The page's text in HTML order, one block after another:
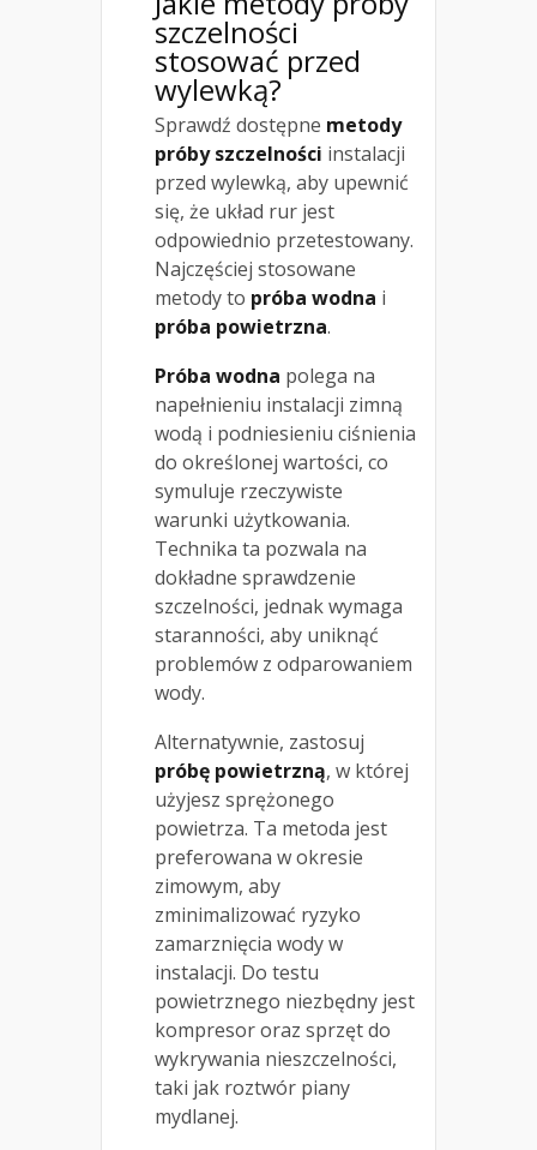
szczelności
stosować przed
wylewką?
Sprawdź dostępne metody
próby szczelności instalacji
przed wylewką, aby upewnić
się, że układ rur jest
odpowiednio przetestowany.
Najczęściej stosowane
metody to próba wodna i
próba powietrzna.
Próba wodna polega na
napełnieniu instalacji zimną
wodą i podniesieniu ciśnienia
do określonej wartości, co
symuluje rzeczywiste
warunki użytkowania.
Technika ta pozwala na
dokładne sprawdzenie
szczelności, jednak wymaga
staranności, aby uniknąć
problemów z odparowaniem
wody.
Alternatywnie, zastosuj
próbę powietrzną, w której
użyjesz sprężonego
powietrza. Ta metoda jest
preferowana w okresie
zimowym, aby
zminimalizować ryzyko
zamarznięcia wody w
instalacji. Do testu
powietrznego niezbędny jest
kompresor oraz sprzęt do
wykrywania nieszczelności,
taki jak roztwór piany
mydlanej.